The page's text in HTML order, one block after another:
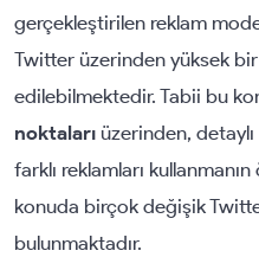
gerçekleştirilen reklam
Twitter üzerinden yüksek bir
edilebilmektedir. Tabii bu
noktaları üzerinden,
farklı reklamları
konuda birçok değişik
bulunmaktadır.